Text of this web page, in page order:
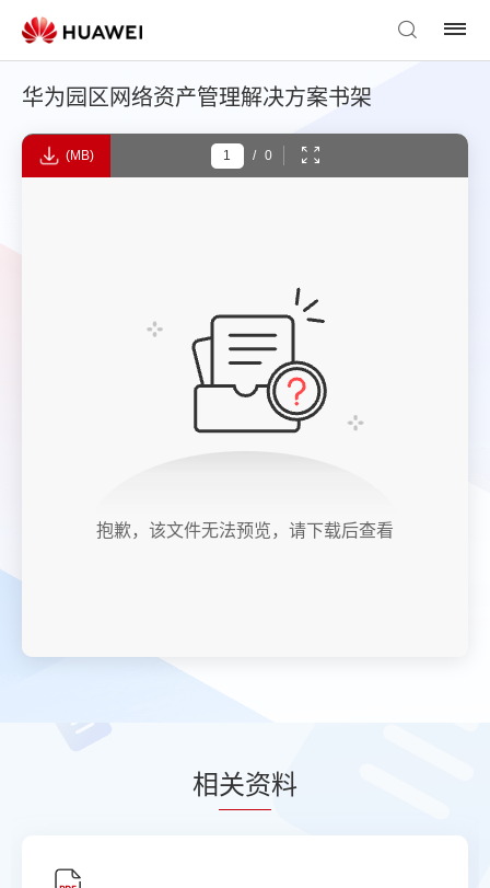
华为园区网络资产管理解决方案书架
(MB) / 0
抱歉，该文件无法预览，请下载后查看
相关资料